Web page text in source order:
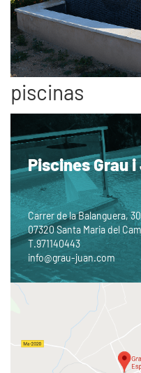
piscinas
Piscines Grau
Carrer de la Balanguera, 30
07320 Santa Maria del
T.971140443
info@grau-juan.com